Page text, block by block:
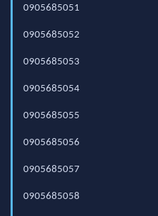
0905685051
0905685052
0905685053
0905685054
0905685055
0905685056
0905685057
0905685058